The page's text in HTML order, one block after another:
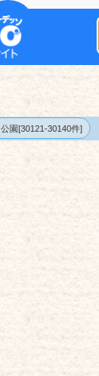
公園[30121-30140件]